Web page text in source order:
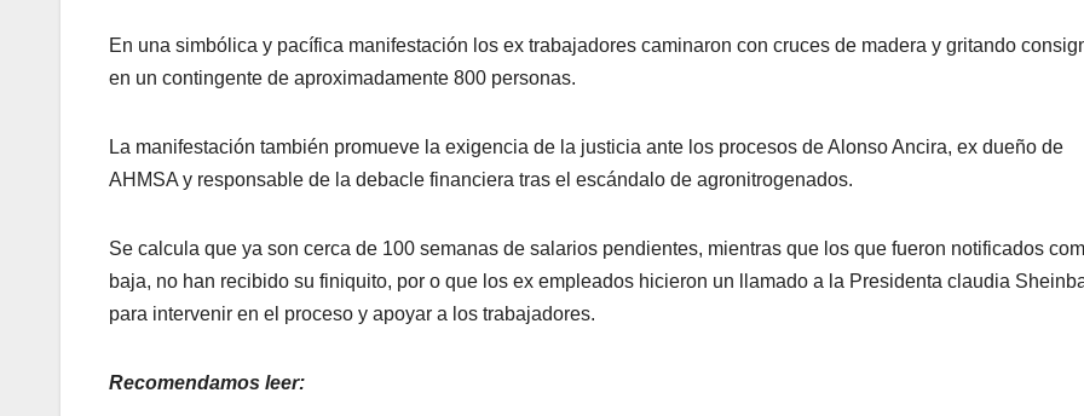
En una simbólica y pacífica manifestación los ex trabajadores caminaron con cruces de madera y gritando
en un contingente de aproximadamente 800 personas.
La manifestación también promueve la exigencia de la justicia ante los procesos de Alonso Ancira, ex dueño de
AHMSA y responsable de la debacle financiera tras el escándalo de agronitrogenados.
Se calcula que ya son cerca de 100 semanas de salarios pendientes, mientras que los que fueron notificados
baja, no han recibido su finiquito, por o que los ex empleados hicieron un llamado a la Presidenta claudia
para intervenir en el proceso y apoyar a los trabajadores.
Recomendamos leer: